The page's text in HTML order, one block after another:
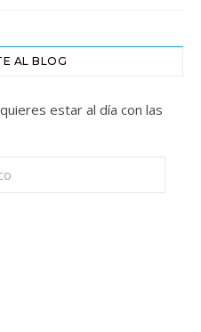
AL BLOG
estar al día con las